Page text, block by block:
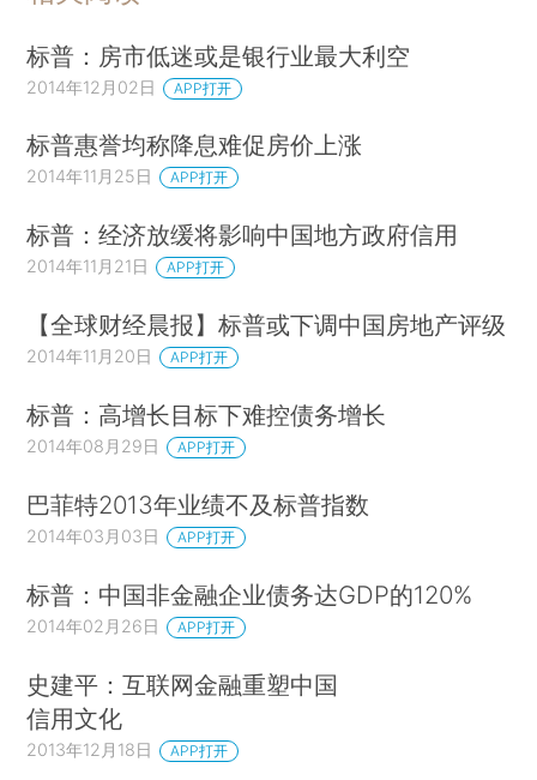
标普：房市低迷或是银行业最大利空
2014年12月02日 APP打开
标普惠誉均称降息难促房价上涨
2014年11月25日 APP打开
标普：经济放缓将影响中国地方政府信用
2014年11月21日 APP打开
【全球财经晨报】标普或下调中国房地产评级
2014年11月20日 APP打开
标普：高增长目标下难控债务增长
2014年08月29日 APP打开
巴菲特2013年业绩不及标普指数
2014年03月03日 APP打开
标普：中国非金融企业债务达GDP的120%
2014年02月26日 APP打开
史建平：互联网金融重塑中国
信用文化
2013年12月18日 APP打开